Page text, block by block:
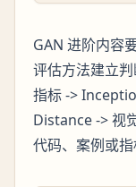
GAN 进阶内容
评估方法建立
指标 ->
Distance -> 视
代码、案例或指